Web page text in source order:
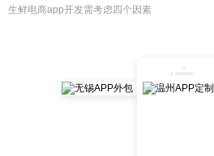
生鲜电商app开发需考虑四个因素